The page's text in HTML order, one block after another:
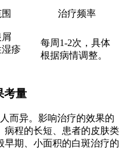
治疗频率
疹
每周1-2次，具体
根据病情调整。
考量
而异。影响治疗的效果的
病程的长短、患者的皮肤类
早期、小面积的白斑治疗的